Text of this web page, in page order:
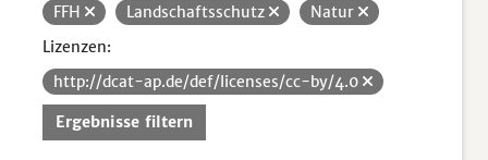
FFH
Landschaftsschutz
Natur
Lizenzen:
http://dcat-ap.de/def/licenses/cc-by/4.0
Ergebnisse filtern